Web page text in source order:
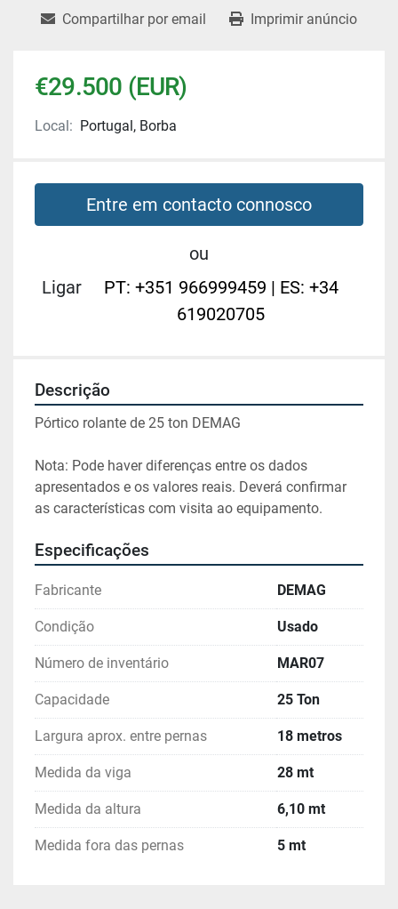
Compartilhar por email Imprimir anúncio
€29.500 (EUR)
Local: Portugal, Borba
Entre em contacto connosco
ou
Ligar
PT: +351 966999459 | ES: +34
619020705
Descrição
Pórtico rolante de 25 ton DEMAG
Nota: Pode haver diferenças entre os dados
apresentados e os valores reais. Deverá confirmar
Especificações
Fabricante DEMAG
Condição Usado
Número de inventário MAR07
Capacidade 25 Ton
Largura aprox. entre pernas 18 metros
Medida da viga 28 mt
Medida da altura 6,10 mt
Medida fora das pernas 5 mt